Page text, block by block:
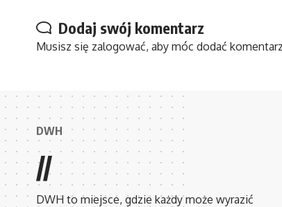
Dodaj swój komentarz
Musisz się zalogować, aby móc dodać
DWH
//
DWH to miejsce, gdzie każdy może wyrazić